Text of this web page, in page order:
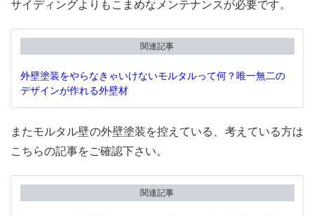
サイディングよりもこまめなメンテナンスが必要です。
関連記事
外壁塗装をやらなきゃいけないモルタルって何？唯一無二の
デザインが作れる外壁材
またモルタル壁の外壁塗装を控えている、考えている方は
こちらの記事をご確認下さい。
関連記事